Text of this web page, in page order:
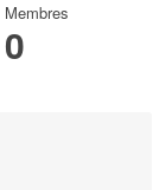
Membres
0